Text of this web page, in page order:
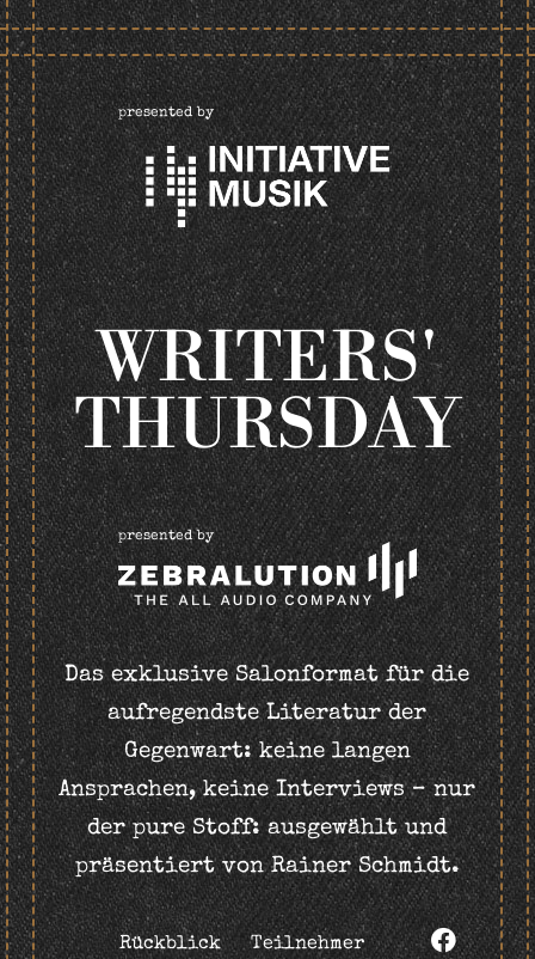
presented by
WRITERS'
THURSDAY
presented by
Das exklusive Salonformat für die
aufregendste Literatur der
Gegenwart: keine langen
Ansprachen, keine Interviews – nur
der pure Stoff: ausgewählt und
präsentiert von Rainer Schmidt.
Rückblick Teilnehmer